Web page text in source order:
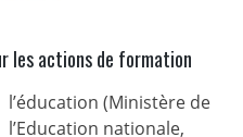
les actions de formation
l’éducation (Ministère de
l’Education nationale,